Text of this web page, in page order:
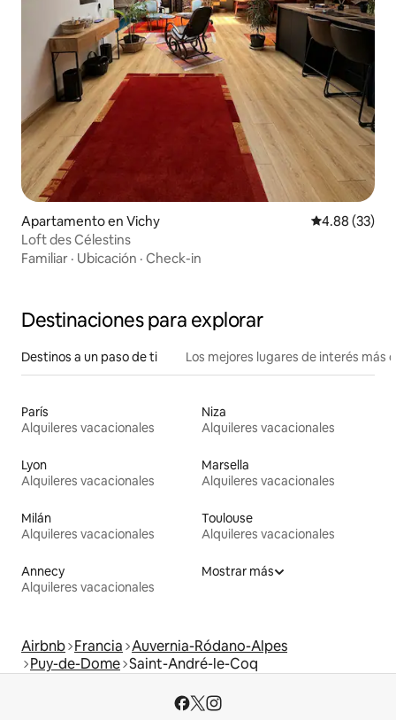
Apartamento en Vichy Calificación
4.88 (33)
Loft des Célestins
Familiar · Ubicación · Check-in
Destinaciones para explorar
Destinos a un paso de ti Los mejores lugares de interés más
París
Alquileres vacacionales
Niza
Alquileres vacacionales
Lyon
Alquileres vacacionales
Marsella
Alquileres vacacionales
Milán
Alquileres vacacionales
Toulouse
Alquileres vacacionales
Annecy
Alquileres vacacionales
Mostrar más
Airbnb Francia Auvernia-Ródano-Alpes
Puy-de-Dome Saint-André-le-Coq